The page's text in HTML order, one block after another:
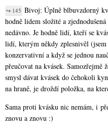
↪ 145 Bivoj: Úplně blbuvzdorný
hodně lidem složité a
nedávno. Je hodně lidí, kteří se
lidí, kterým někdy zplesnivěl
konzervativní a když se jednou
přeučovat na kvásek.
smysl dávat kvásek do čehokoli
na hraně, je droždí položka, na
Sama proti kvásku nic nemám, i
znovu a znovu :)